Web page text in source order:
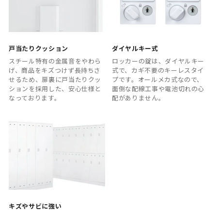
戸当たりクッション
スチール特有の金属音をやわら
げ、商品をキズつけず長持ちさ
せるため、扉裏に戸当たりクッ
ションを採用した、安心仕様と
なっております。
ダイヤルキー式
ロッカーの錠は、ダイヤルキー
式で、カギ不要のキーレスタイ
プです。オールメカ式なので、
面倒な配線工事や電池切れの心
配がありません。
キズやサビに強い